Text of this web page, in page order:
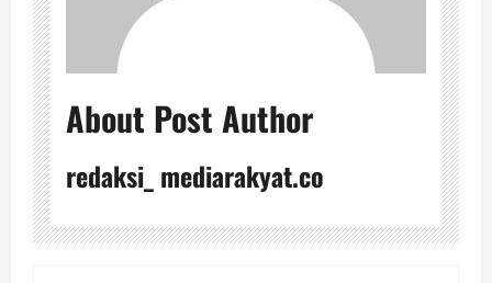
About Post Author
redaksi_ mediarakyat.co